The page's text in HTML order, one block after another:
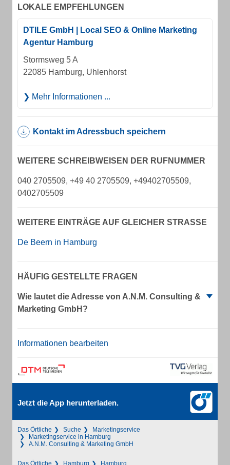
LOKALE EMPFEHLUNGEN
DTILE GmbH | Local SEO & Online Marketing
Agentur Hamburg
Stormsweg 5 A
22085 Hamburg, Uhlenhorst
Mehr Informationen ...
Kontakt im Adressbuch speichern
WEITERE SCHREIBWEISEN DER RUFNUMMER
040 2705509, +49 40 2705509, +49402705509,
0402705509
WEITERE EINTRÄGE AUF GLEICHER STRASSE
De Beern in Hamburg
HÄUFIG GESTELLTE FRAGEN
Wie lautet die Adresse von A.N.M. Consulting &
Marketing GmbH?
Informationen bearbeiten
Jetzt die App herunterladen.
Das Örtliche Suche
Marketingservice
Marketingservice in Hamburg
A.N.M. Consulting & Marketing GmbH
Das Örtliche Hamburg Hamburg